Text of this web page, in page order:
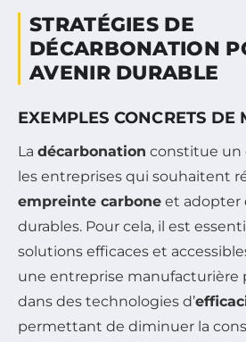
STRATÉGIES DE
DÉCARBONATION
AVENIR DURABLE
EXEMPLES CONCRETS
La décarbonation constitue un
les entreprises qui souhaitent
empreinte carbone et adopter
durables. Pour cela, il est
solutions efficaces et
une entreprise manufacturière
dans des technologies d’
permettant de diminuer la